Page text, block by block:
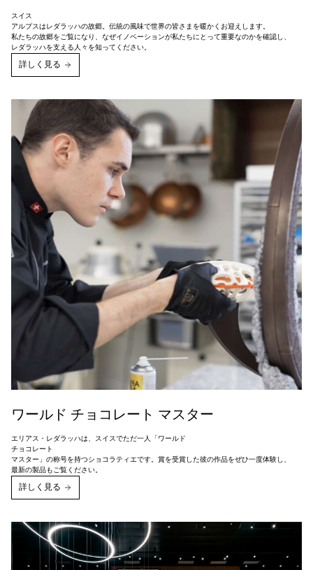
スイス
アルプスはレダラッハの故郷。伝統の風味で世界の皆さまを暖かくお迎えします。
私たちの故郷をご覧になり、なぜイノベーションが私たちにとって重要なのかを確認し、
詳しく見る
ワールド チョコレート マスター
エリアス・レダラッハは、スイスでただ一人「ワールド
チョコレート
マスター」の称号を持つショコラティエです。賞を受賞した彼の作品をぜひ一度体験し、
最新の製品もご覧ください。
詳しく見る